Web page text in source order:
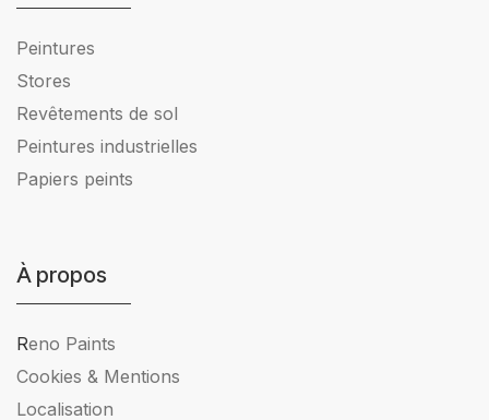
Peintures
Stores
Revêtements de sol
Peintures industrielles
Papiers peints
À propos
Reno Paints
Cookies & Mentions
Localisation